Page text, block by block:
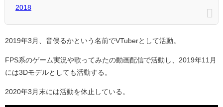
2018
2019年3月、音俣るかという名前でVTuberとして活動。
FPS系のゲーム実況や歌ってみたの動画配信で活動し、2019年11月
には3Dモデルとしても活動する。
2020年3月末には活動を休止している。